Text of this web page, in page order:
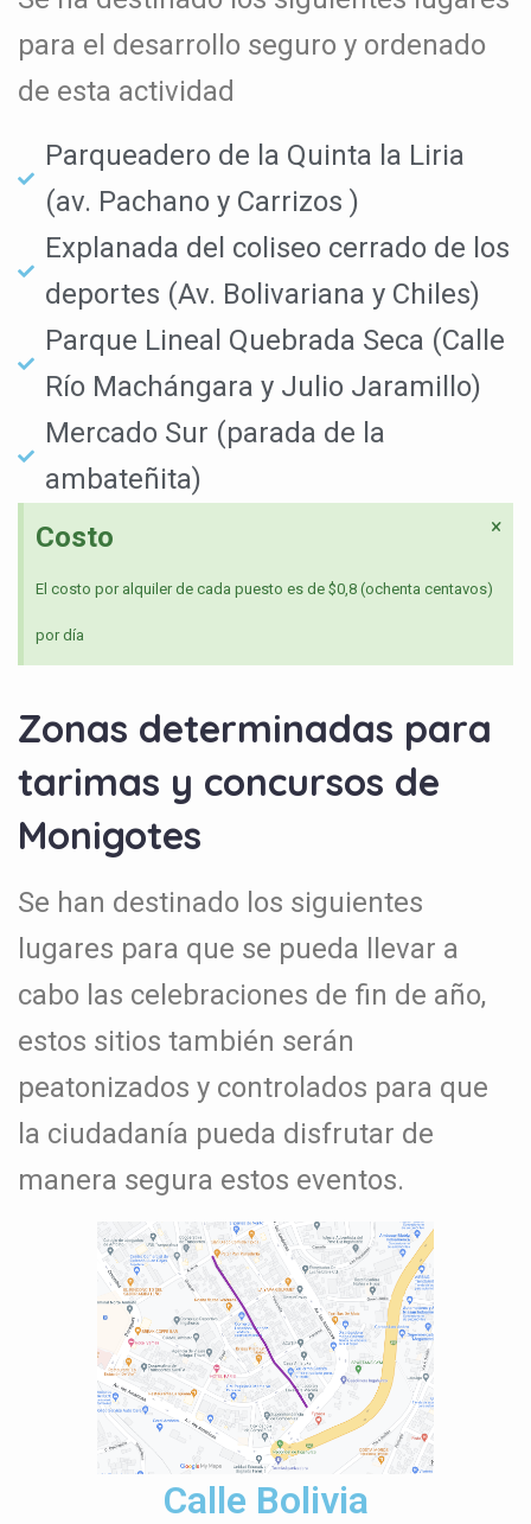
para el desarrollo seguro y ordenado
de esta actividad
Parqueadero de la Quinta la Liria
(av. Pachano y Carrizos )
Explanada del coliseo cerrado de los
deportes (Av. Bolivariana y Chiles)
Parque Lineal Quebrada Seca (Calle
Río Machángara y Julio Jaramillo)
Mercado Sur (parada de la
ambateñita)
Costo
El costo por alquiler de cada puesto es de $0,8 (ochenta centavos)
por día
×
Zonas determinadas para
tarimas y concursos de
Monigotes
Se han destinado los siguientes
lugares para que se pueda llevar a
cabo las celebraciones de fin de año,
estos sitios también serán
peatonizados y controlados para que
la ciudadanía pueda disfrutar de
manera segura estos eventos.
Calle Bolivia